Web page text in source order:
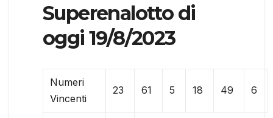
Superenalotto di
oggi 19/8/2023
Numeri
Vincenti
23 61 5 18 49 6